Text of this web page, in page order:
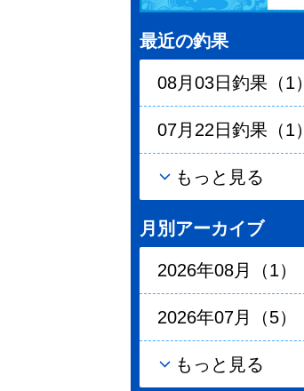
最近の釣果
08月03日釣果（1）
07月22日釣果（1）
もっと見る
月別アーカイブ
2026年08月（1）
2026年07月（5）
もっと見る